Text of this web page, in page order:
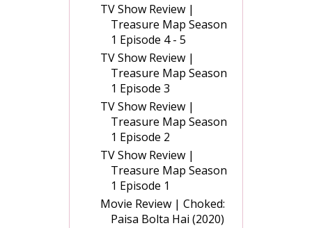
TV Show Review |
Treasure Map Season
1 Episode 4 - 5
TV Show Review |
Treasure Map Season
1 Episode 3
TV Show Review |
Treasure Map Season
1 Episode 2
TV Show Review |
Treasure Map Season
1 Episode 1
Movie Review | Choked:
Paisa Bolta Hai (2020)